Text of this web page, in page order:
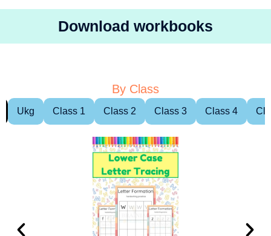
Download workbooks
By Class
Ukg Class 1 Class 2 Class 3 Class 4